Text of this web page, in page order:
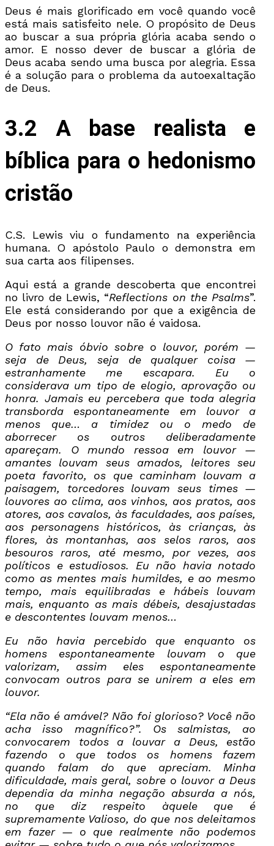
Deus é mais glorificado em você quando você
está mais satisfeito nele. O propósito de Deus
ao buscar a sua própria glória acaba sendo o
amor. E nosso dever de buscar a glória de
Deus acaba sendo uma busca por alegria. Essa
é a solução para o problema da autoexaltação
de Deus.
3.2 A base realista e
bíblica para o hedonismo
cristão
C.S. Lewis viu o fundamento na experiência
humana. O apóstolo Paulo o demonstra em
sua carta aos filipenses.
Aqui está a grande descoberta que encontrei
no livro de Lewis, “Reflections on the Psalms”.
Ele está considerando por que a exigência de
Deus por nosso louvor não é vaidosa.
O fato mais óbvio sobre o louvor, porém —
seja de Deus, seja de qualquer coisa —
estranhamente me escapara. Eu o
considerava um tipo de elogio, aprovação ou
honra. Jamais eu percebera que toda alegria
transborda espontaneamente em louvor a
menos que… a timidez ou o medo de
aborrecer os outros deliberadamente
apareçam. O mundo ressoa em louvor —
amantes louvam seus amados, leitores seu
poeta favorito, os que caminham louvam a
paisagem, torcedores louvam seus times —
louvores ao clima, aos vinhos, aos pratos, aos
atores, aos cavalos, às faculdades, aos países,
aos personagens históricos, às crianças, às
flores, às montanhas, aos selos raros, aos
besouros raros, até mesmo, por vezes, aos
políticos e estudiosos. Eu não havia notado
como as mentes mais humildes, e ao mesmo
tempo, mais equilibradas e hábeis louvam
mais, enquanto as mais débeis, desajustadas
e descontentes louvam menos…
Eu não havia percebido que enquanto os
homens espontaneamente louvam o que
valorizam, assim eles espontaneamente
convocam outros para se unirem a eles em
louvor.
“Ela não é amável? Não foi glorioso? Você não
acha isso magnífico?”. Os salmistas, ao
convocarem todos a louvar a Deus, estão
fazendo o que todos os homens fazem
quando falam do que apreciam. Minha
dificuldade, mais geral, sobre o louvor a Deus
dependia da minha negação absurda a nós,
no que diz respeito àquele que é
supremamente Valioso, do que nos deleitamos
em fazer — o que realmente não podemos